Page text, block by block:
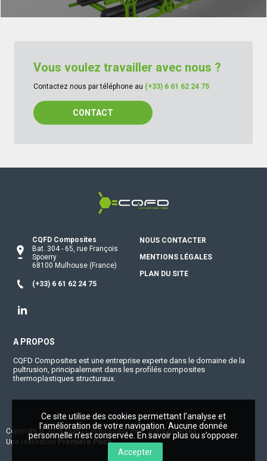
Vous voulez travailler avec nous ?
Contactez nous par téléphone au (+33) 6 61 62 24 75
CONTACT
CQFD Composites
Bat. 304- 65, rue François
Spoerry
68100 Mulhouse (France)
(+33) 6 61 62 24 75
NOUS CONTACTER
MENTIONS LÉGALES
PLAN DU SITE
A PROPOS
CQFD Composites est une entreprise experte dans le domaine de la
pultrusion, principalement dans les profilés composites
thermoplastiques structuraux.
Copyright © 2026CQFD Composites. Tous droits réservés.
Une réalisation Première Place
Ce site utilise des cookies permettant l’analyse et
l’amélioration de votre navigation. Aucune donnée
personnelle n’est conservée. En savoir plus ou s’opposer.
Accepter